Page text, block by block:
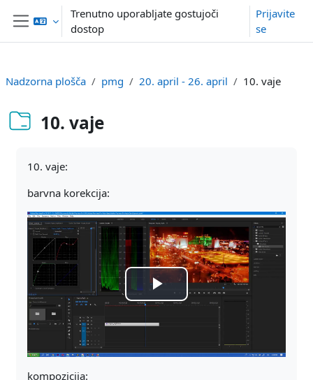
Preskoči na glavno vsebino
Stransko polje
Trenutno uporabljate gostujoči
dostop
Prijavite
se
Nadzorna plošča pmg 20. april - 26. april 10. vaje
10. vaje
10. vaje:
barvna korekcija:
Predvajaj
kompozicija: